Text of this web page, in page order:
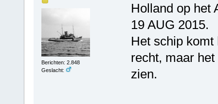
Berichten: 2.848
Geslacht:
Holland op het
19 AUG 2015.
Het schip
recht, maar
zien.